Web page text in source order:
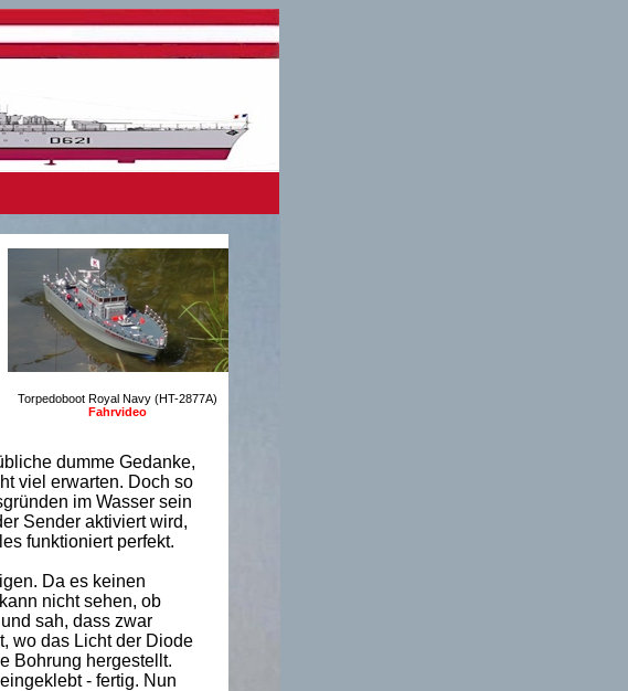
Torpedoboot Royal Navy (HT-2877A)
Fahrvideo
dumme Gedanke,
viel erwarten. Doch so
im Wasser sein
Sender aktiviert wird,
funktioniert perfekt.
Da es keinen
nicht sehen, ob
sah, dass zwar
wo das Licht der Diode
Bohrung hergestellt.
- fertig. Nun